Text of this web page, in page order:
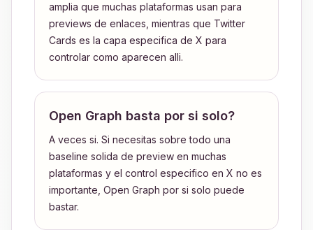
amplia que muchas plataformas usan para
previews de enlaces, mientras que Twitter
Cards es la capa especifica de X para
controlar como aparecen alli.
Open Graph basta por si solo?
A veces si. Si necesitas sobre todo una
baseline solida de preview en muchas
plataformas y el control especifico en X no es
importante, Open Graph por si solo puede
bastar.